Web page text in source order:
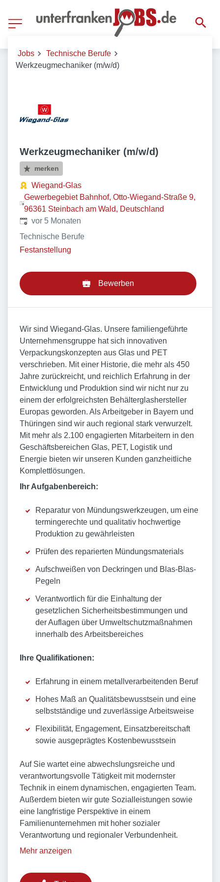
Jobs
Technische Berufe
Werkzeugmechaniker (m/w/d)
Werkzeugmechaniker (m/w/d)
merken
Wiegand-Glas
Gewerbegebiet Bahnhof, Otto-Wiegand-Straße 9,
96361 Steinbach am Wald, Deutschland
Veröffentlicht:
vor 5 Monaten
Technische Berufe
Festanstellung
Bewerben
Wir sind Wiegand-Glas. Unsere familiengeführte
Unternehmensgruppe hat sich innovativen
Verpackungskonzepten aus Glas und PET
verschrieben. Mit einer Historie, die mehr als 450
Jahre zurückreicht, und reichlich Erfahrung in der
Entwicklung und Produktion sind wir nicht nur zu
einem der erfolgreichsten Behälterglashersteller
Europas geworden. Als Arbeitgeber in Bayern und
Thüringen sind wir auch regional stark verwurzelt.
Mit mehr als 2.100 engagierten Mitarbeitern in den
Geschäftsbereichen Glas, PET, Logistik und
Energie bieten wir unseren Kunden ganzheitliche
Komplettlösungen.
Ihr Aufgabenbereich:
Reparatur von Mündungswerkzeugen, um eine
termingerechte und qualitativ hochwertige
Produktion zu gewährleisten
Prüfen des reparierten Mündungsmaterials
Aufschweißen von Deckringen und Blas-Blas-
Pegeln
Verantwortlich für die Einhaltung der
gesetzlichen Sicherheitsbestimmungen und
der Auflagen über Umweltschutzmaßnahmen
innerhalb des Arbeitsbereiches
Ihre Qualifikationen:
Erfahrung in einem metallverarbeitenden Beruf
Hohes Maß an Qualitätsbewusstsein und eine
selbstständige und zuverlässige Arbeitsweise
Flexibilität, Engagement, Einsatzbereitschaft
sowie ausgeprägtes Kostenbewusstsein
Auf Sie wartet eine abwechslungsreiche und
verantwortungsvolle Tätigkeit mit modernster
Technik in einem dynamischen, engagierten Team.
Außerdem bieten wir gute Sozialleistungen sowie
eine langfristige Perspektive in einem
Familienunternehmen mit hoher sozialer
Verantwortung und regionaler Verbundenheit.
Mehr anzeigen